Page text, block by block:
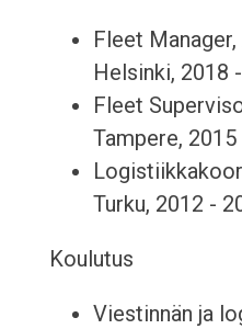
Fleet
Helsinki, 2018
Fleet
Tampere,
Turku, 2012 -
Koulutus
Viestinnän ja